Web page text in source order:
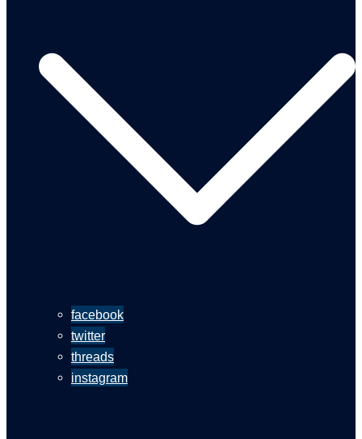
facebook
twitter
threads
instagram